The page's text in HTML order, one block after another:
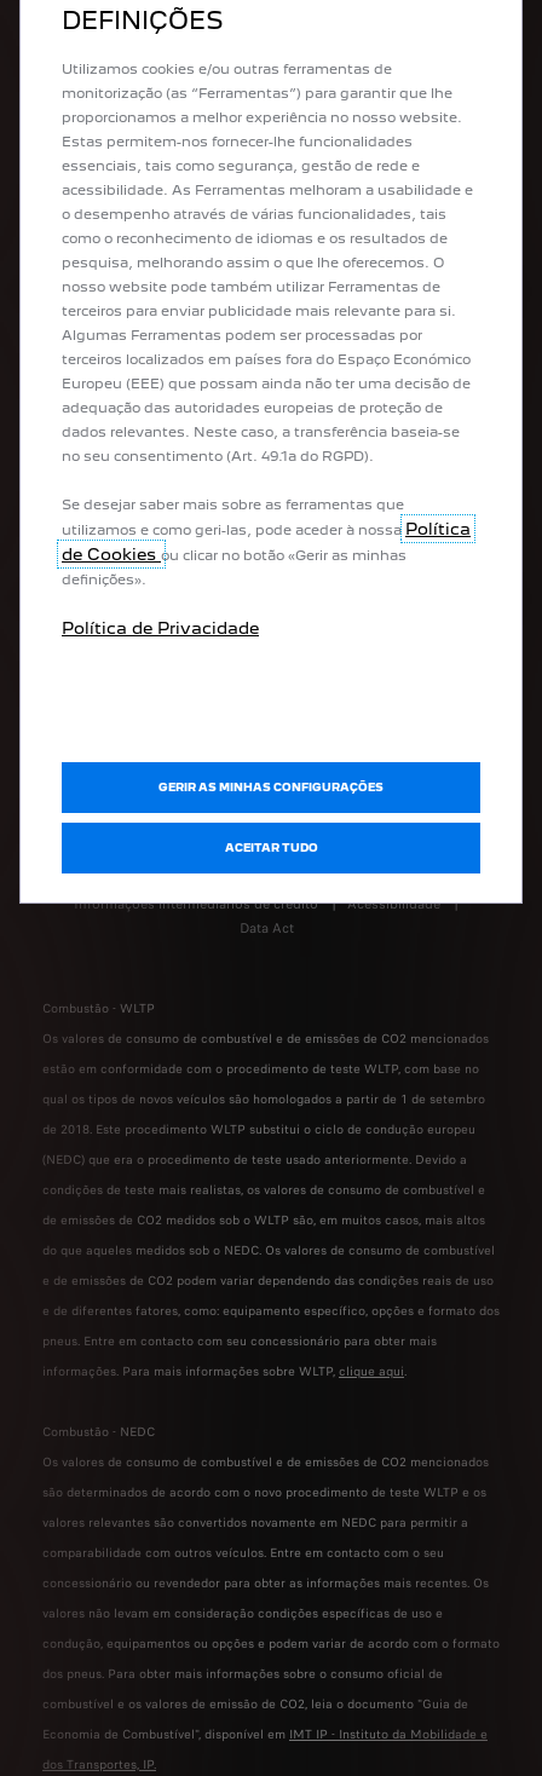
Marcar oficina online
Calcular Pack Peugeot
PEUGEOT Assistance
PEUGEOT Services Store
Acessórios
Serviços de manutenção
DESCOBRIR
Museu Aventure Peugeot
Boutique PEUGEOT Lifestyle
PEUGEOT Cycles
PEUGEOT Motocycles
Usados Spoticar
Free2Move
SIGA-NOS EM:
Política de Cookies
Consentimento Cookies
Resolução Alternativa de Litígios
Livro de Reclamações
Informações intermediários de crédito
Acessibilidade
Data Act
Combustão - WLTP
Os valores de consumo de combustível e de emissões de CO2 mencionados
estão em conformidade com o procedimento de teste WLTP, com base no
qual os tipos de novos veículos são homologados a partir de 1 de setembro
de 2018. Este procedimento WLTP substitui o ciclo de condução europeu
(NEDC) que era o procedimento de teste usado anteriormente. Devido a
condições de teste mais realistas, os valores de consumo de combustível e
de emissões de CO2 medidos sob o WLTP são, em muitos casos, mais altos
do que aqueles medidos sob o NEDC. Os valores de consumo de combustível
e de emissões de CO2 podem variar dependendo das condições reais de uso
e de diferentes fatores, como: equipamento específico, opções e formato dos
pneus. Entre em contacto com seu concessionário para obter mais
informações. Para mais informações sobre WLTP, clique aqui.
Combustão - NEDC
Os valores de consumo de combustível e de emissões de CO2 mencionados
são determinados de acordo com o novo procedimento de teste WLTP e os
valores relevantes são convertidos novamente em NEDC para permitir a
comparabilidade com outros veículos. Entre em contacto com o seu
concessionário ou revendedor para obter as informações mais recentes. Os
valores não levam em consideração condições específicas de uso e
condução, equipamentos ou opções e podem variar de acordo com o formato
dos pneus. Para obter mais informações sobre o consumo oficial de
combustível e os valores de emissão de CO2, leia o documento "Guia de
Economia de Combustível", disponível em IMT IP - Instituto da Mobilidade e
dos Transportes, IP.
DEFINIÇÕES
Utilizamos cookies e/ou outras ferramentas de
monitorização (as “Ferramentas”) para garantir que lhe
proporcionamos a melhor experiência no nosso website.
Estas permitem-nos fornecer-lhe funcionalidades
essenciais, tais como segurança, gestão de rede e
acessibilidade. As Ferramentas melhoram a usabilidade e
o desempenho através de várias funcionalidades, tais
como o reconhecimento de idiomas e os resultados de
pesquisa, melhorando assim o que lhe oferecemos. O
nosso website pode também utilizar Ferramentas de
terceiros para enviar publicidade mais relevante para si.
Algumas Ferramentas podem ser processadas por
terceiros localizados em países fora do Espaço Económico
Europeu (EEE) que possam ainda não ter uma decisão de
adequação das autoridades europeias de proteção de
dados relevantes. Neste caso, a transferência baseia-se
no seu consentimento (Art. 49.1a do RGPD).
Se desejar saber mais sobre as ferramentas que
utilizamos e como geri-las, pode aceder à nossa Política
de Cookies ou clicar no botão «Gerir as minhas
definições».
Política de Privacidade
GERIR AS MINHAS CONFIGURAÇÕES
ACEITAR TUDO